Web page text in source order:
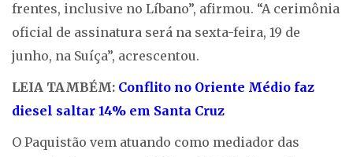
frentes, inclusive no Líbano”, afirmou. “A cerimônia
oficial de assinatura será na sexta-feira, 19 de
junho, na Suíça”, acrescentou.
LEIA TAMBÉM: Conflito no Oriente Médio faz
diesel saltar 14% em Santa Cruz
O Paquistão vem atuando como mediador das